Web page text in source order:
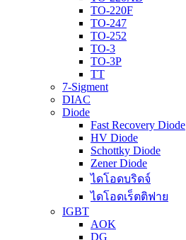
TO-220F
TO-247
TO-252
TO-3
TO-3P
TT
7-Sigment
DIAC
Diode
Fast Recovery Diode
HV Diode
Schottky Diode
Zener Diode
ไดโอดบริดจ์
ไดโอดเร็ตติฟาย
IGBT
AOK
DG